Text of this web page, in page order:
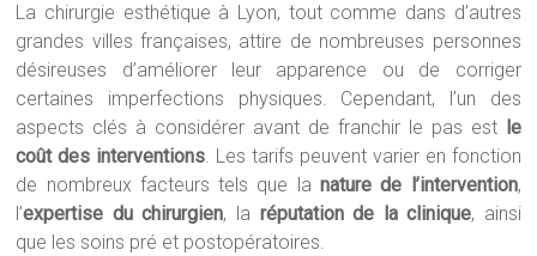
La chirurgie esthétique à Lyon, tout comme dans d’autres
grandes villes françaises, attire de nombreuses personnes
désireuses d’améliorer leur apparence ou de corriger
certaines imperfections physiques. Cependant, l’un des
aspects clés à considérer avant de franchir le pas est le
coût des interventions . Les tarifs peuvent varier en fonction
de nombreux facteurs tels que lanature de l’intervention,
l’expertise du chirurgien, la réputation de la clinique, ainsi
que les soins pré et postopératoires.